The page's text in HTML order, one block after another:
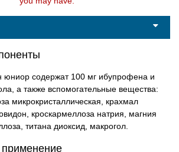
юниор содержат 100 мг ибупрофена и
а также вспомогательные вещества:
микрокристаллическая, крахмал
кроскармеллоза натрия, магния
титана диоксид, макрогол.